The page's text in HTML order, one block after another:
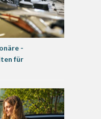
-
für